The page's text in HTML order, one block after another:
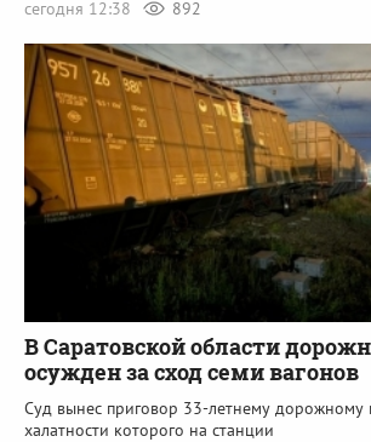
сегодня 12:38 892
В Саратовской области
осужден за сход семи вагонов
Суд вынес приговор 33-летнему дорожному
халатности которого на станции